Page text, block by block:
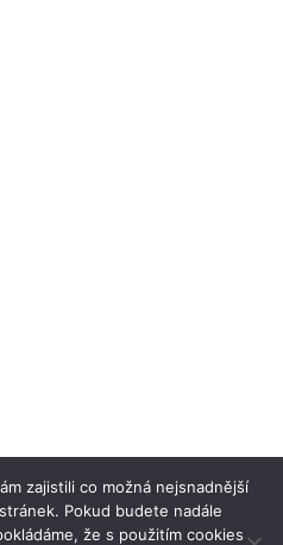
zajistili co možná nejsnadnější
Pokud budete nadále
že s použitím cookies